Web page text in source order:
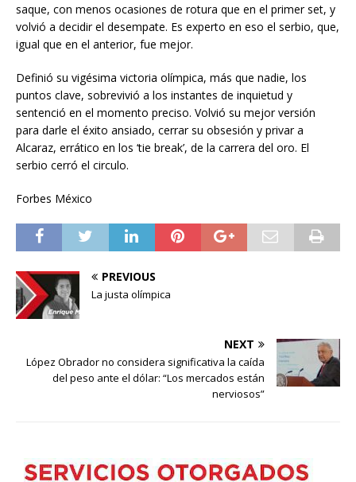
saque, con menos ocasiones de rotura que en el primer set, y
volvió a decidir el desempate. Es experto en eso el serbio, que,
igual que en el anterior, fue mejor.
Definió su vigésima victoria olímpica, más que nadie, los
puntos clave, sobrevivió a los instantes de inquietud y
sentenció en el momento preciso. Volvió su mejor versión
para darle el éxito ansiado, cerrar su obsesión y privar a
Alcaraz, errático en los ‘tie break’, de la carrera del oro. El
serbio cerró el circulo.
Forbes México
PREVIOUS
La justa olímpica
NEXT
López Obrador no considera significativa la caída
del peso ante el dólar: “Los mercados están
nerviosos”